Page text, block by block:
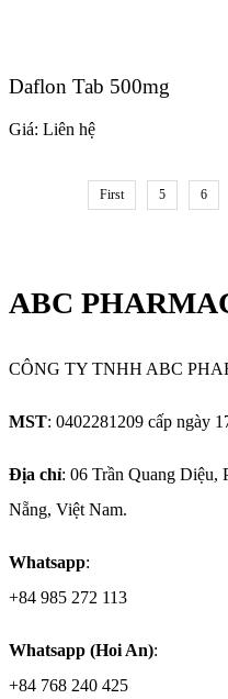
Daflon Tab 500mg
Giá: Liên hệ
First 5 6
ABC
CÔNG TY TNHH ABC
MST: 0402281209 cấp ngày
Địa chỉ: 06 Trần Quang Diệu,
Nẵng, Việt Nam.
Whatsapp:
+84 985 272 113
Whatsapp (Hoi An):
+84 768 240 425